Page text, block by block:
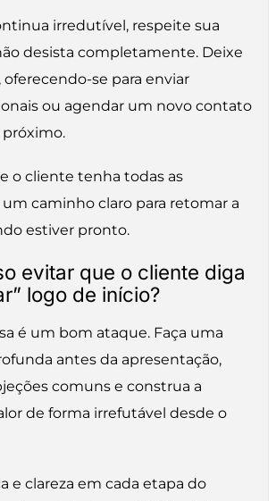
irredutível, respeite sua
desista completamente. Deixe
oferecendo-se para enviar
ou agendar um novo contato
o cliente tenha todas as
caminho claro para retomar a
estiver pronto.
evitar que o cliente diga
logo de início?
é um bom ataque. Faça uma
antes da apresentação,
comuns e construa a
de forma irrefutável desde o
e clareza em cada etapa do